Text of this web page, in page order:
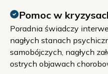
Pomoc w
Poradnia świadczy
nagłych stanach
samobójczych, nagłych
ostrych objawach